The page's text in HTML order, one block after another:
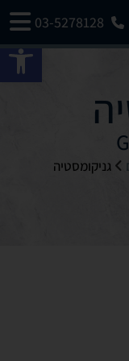
03-5278128
גניקומסטיה